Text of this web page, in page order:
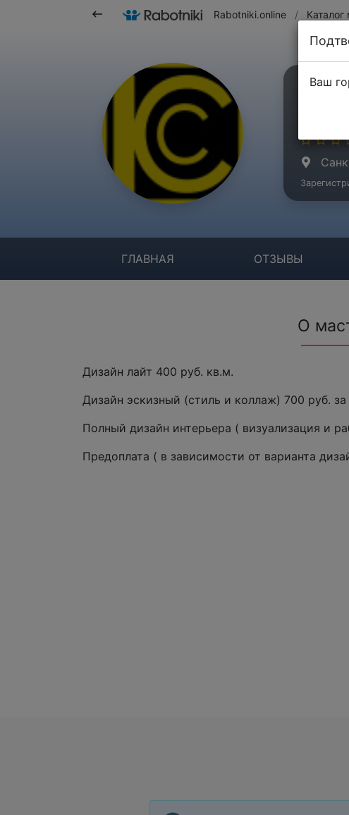
Rabotniki.online /
ИП
ГЛАВНАЯ ОТЗЫВЫ
О
Дизайн лайт 400 руб. кв.м.
Дизайн эскизный (стиль и коллаж) 700 руб. за
Полный дизайн интерьера ( визуализация и
Предоплата ( в зависимости от варианта
Ваш